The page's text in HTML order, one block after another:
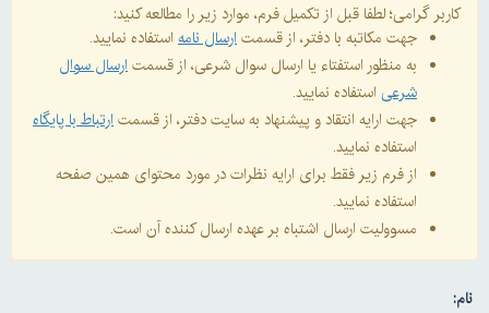
کاربر گرامی؛ لطفا قبل از تکمیل فرم، موارد زیر را مطالعه کنید:
جهت مکاتبه با دفتر، از قسمتارسال نامه استفاده نمایید.
به منظور استفتاء یا ارسال سوال شرعی، از قسمتارسال سوال
شرعی استفاده نمایید.
جهت ارایه انتقاد و پیشنهاد به سایت دفتر، از قسمتارتباط با پایگاه
استفاده نمایید.
از فرم زیر فقط برای ارایه نظرات در مورد محتوای همین صفحه
استفاده نمایید.
مسوولیت ارسال اشتباه بر عهده ارسال کننده آن است.
نام: